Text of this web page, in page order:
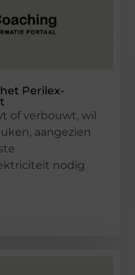
Perilex-
of verbouwt, wil
aangezien
nodig